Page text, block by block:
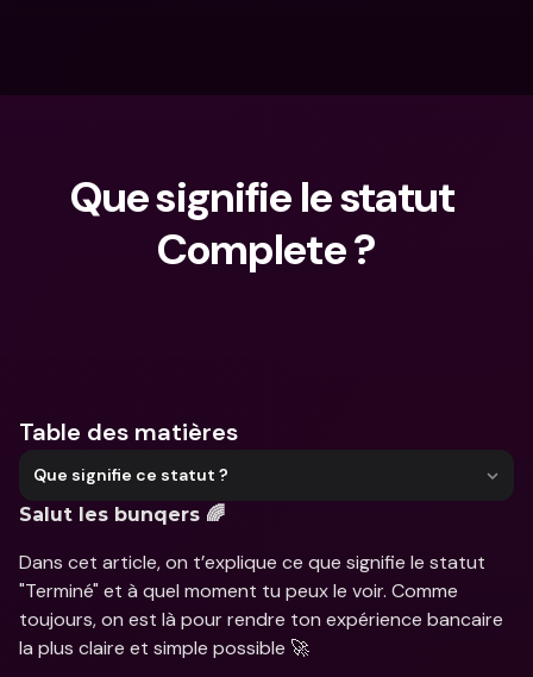
Que signifie le statut
Complete ?
Table des matières
Que signifie ce statut ?
Salut les bunqers 🌈
Dans cet article, on t’explique ce que signifie le statut
"Terminé" et à quel moment tu peux le voir. Comme
toujours, on est là pour rendre ton expérience bancaire
la plus claire et simple possible 🚀